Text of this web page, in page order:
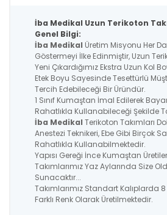
İba Medikal Uzun Terikoton
Genel Bilgi:
İba Medikal Üretim Misyonu Her
Göstermeyi İlke Edinmiştir, Uzun
Yeni Çıkardığımız Ekstra Uzun Kol
Etek Boyu Sayesinde Tesettürlü
Tercih Edebileceği Bir Üründür.
1 Sınıf Kumaştan İmal Edilerek
Rahatlıkla Kullanabileceği Şekilde
İba Medikal Terikoton Takımları
Anestezi Teknikeri, Ebe Gibi Birçok
Rahatlıkla Kullanabilmektedir.
Yapısı Gereği İnce Kumaştan
Takımlarımız Yaz Aylarında Size
Sunacaktır...
Takımlarımız Standart Kalıplarda 8
Farklı Renk Olarak Üretilmektedir.